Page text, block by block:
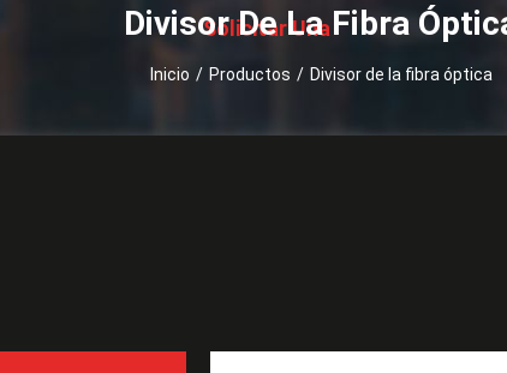
述
Solicitar Una
Divisor De La Fibra
Inicio / Productos / Divisor de la fibra óptica